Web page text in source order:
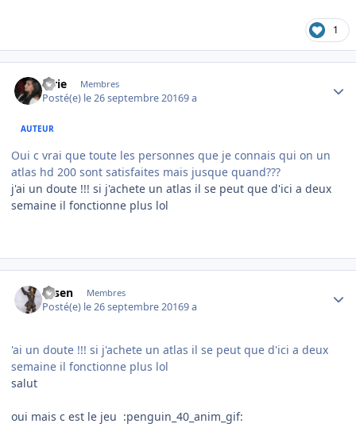
1
lorie Membres
Posté(e) le 26 septembre 20169 a
AUTEUR
Oui c vrai que toute les personnes que je connais qui on un
atlas hd 200 sont satisfaites mais jusque quand???
j'ai un doute !!! si j'achete un atlas il se peut que d'ici a deux
semaine il fonctionne plus lol
rosen Membres
Posté(e) le 26 septembre 20169 a
'ai un doute !!! si j'achete un atlas il se peut que d'ici a deux
semaine il fonctionne plus lol
salut
oui mais c est le jeu :penguin_40_anim_gif: